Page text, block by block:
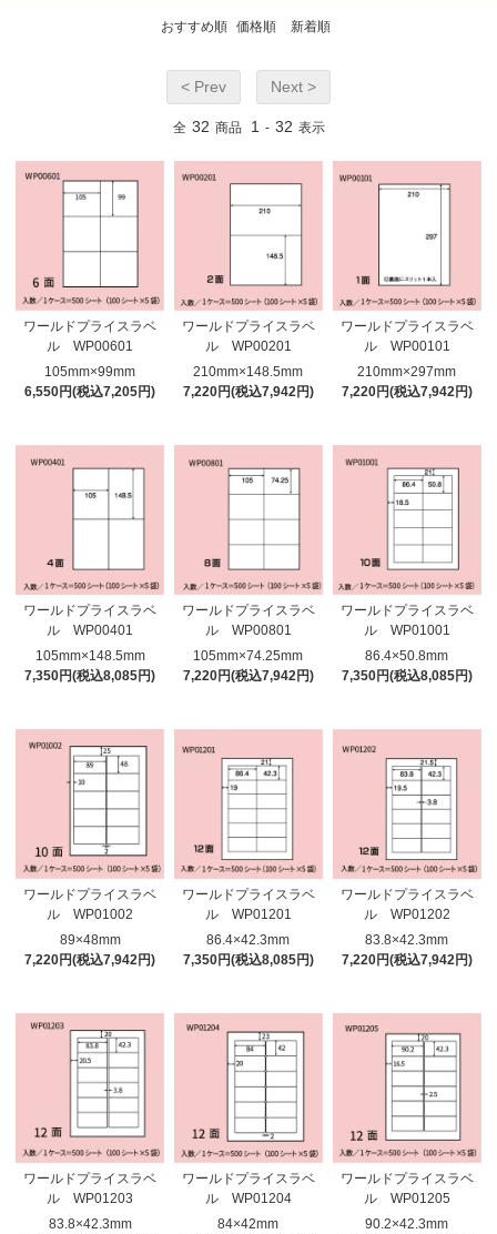
おすすめ順 価格順 新着順
< Prev Next >
全 32 商品 1 - 32 表示
ワールドプライスラベ
ル WP00601
105mm×99mm
6,550円(税込7,205円)
ワールドプライスラベ
ル WP00201
210mm×148.5mm
7,220円(税込7,942円)
ワールドプライスラベ
ル WP00101
210mm×297mm
7,220円(税込7,942円)
ワールドプライスラベ
ル WP00401
105mm×148.5mm
7,350円(税込8,085円)
ワールドプライスラベ
ル WP00801
105mm×74.25mm
7,220円(税込7,942円)
ワールドプライスラベ
ル WP01001
86.4×50.8mm
7,350円(税込8,085円)
ワールドプライスラベ
ル WP01002
89×48mm
7,220円(税込7,942円)
ワールドプライスラベ
ル WP01201
86.4×42.3mm
7,350円(税込8,085円)
ワールドプライスラベ
ル WP01202
83.8×42.3mm
7,220円(税込7,942円)
ワールドプライスラベ
ル WP01203
83.8×42.3mm
ワールドプライスラベ
ル WP01204
84×42mm
ワールドプライスラベ
ル WP01205
90.2×42.3mm